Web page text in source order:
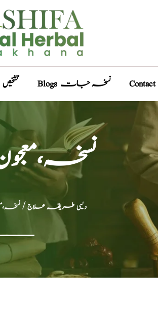
Diagnosis تشخیص Blogs نسخہ جات
دیسی طریقہ علاج/